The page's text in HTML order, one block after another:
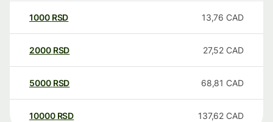
1000 RSD 13,76 CAD
2000 RSD 27,52 CAD
5000 RSD 68,81 CAD
10000 RSD 137,62 CAD